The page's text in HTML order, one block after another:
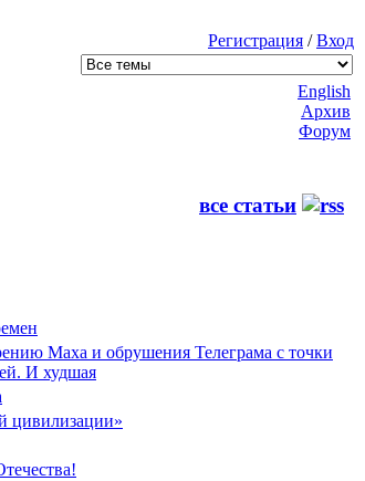
Регистрация /Вход
English
Архив
Форум
все статьи
Маха и обрушения Телеграма с точки
И худшая
цивилизации»